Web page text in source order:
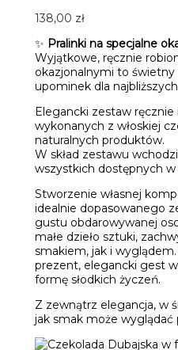
138,00 zł
✨ Pralinki na specjalne
Wyjątkowe, ręcznie
okazjonalnymi to świetny
upominek dla
Elegancki zestaw
wykonanych z włoskiej
naturalnych produktów.
W skład zestawu
wszystkich dostępnych w
Stworzenie własnej
idealnie dopasowanego
gustu obdarowywanej
małe dzieło sztuki,
smakiem, jak i
prezent, elegancki gest
formę słodkich życzeń.
Z zewnątrz elegancja, w
jak smak może wyglądać